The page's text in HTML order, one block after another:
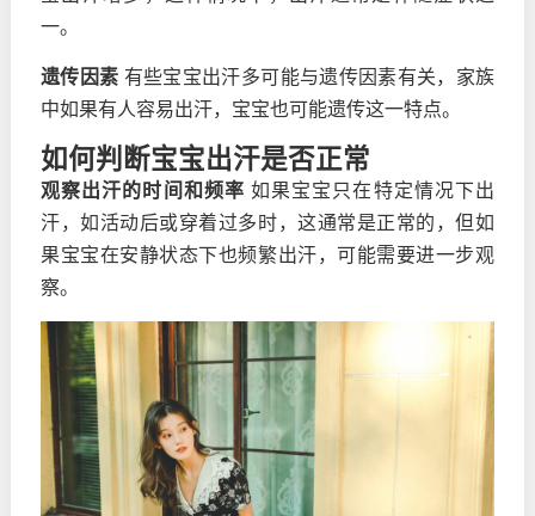
一。
遗传因素 有些宝宝出汗多可能与遗传因素有关，家族
中如果有人容易出汗，宝宝也可能遗传这一特点。
如何判断宝宝出汗是否正常
观察出汗的时间和频率 如果宝宝只在特定情况下出
汗，如活动后或穿着过多时，这通常是正常的，但如
果宝宝在安静状态下也频繁出汗，可能需要进一步观
察。